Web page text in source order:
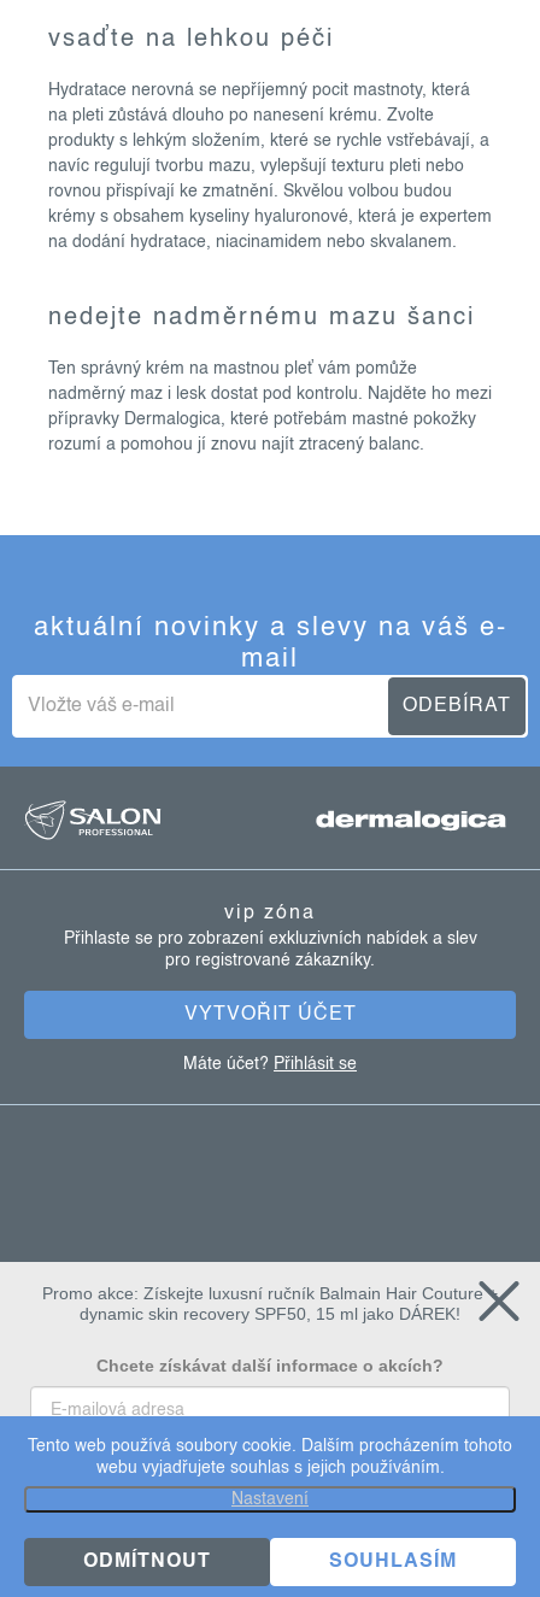
Tento web používá soubory cookie. Dalším procházením tohoto
webu vyjadřujete souhlas s jejich používáním.
Nastavení
ODMÍTNOUT SOUHLASÍM
vsaďte na lehkou péči
Hydratace nerovná se nepříjemný pocit mastnoty, která
na pleti zůstává dlouho po nanesení krému. Zvolte
produkty s lehkým složením, které se rychle vstřebávají, a
navíc regulují tvorbu mazu, vylepšují texturu pleti nebo
rovnou přispívají ke zmatnění. Skvělou volbou budou
krémy s obsahem kyseliny hyaluronové, která je expertem
na dodání hydratace, niacinamidem nebo skvalanem.
nedejte nadměrnému mazu šanci
Ten správný krém na mastnou pleť vám pomůže
nadměrný maz i lesk dostat pod kontrolu. Najděte ho mezi
přípravky Dermalogica, které potřebám mastné pokožky
rozumí a pomohou jí znovu najít ztracený balanc.
aktuální novinky a slevy na váš e-
mail
ODEBÍRAT
á
vip zóna
Přihlaste se pro zobrazení exkluzivních nabídek a slev
pro registrované zákazníky.
VYTVOŘIT ÚČET
Máte účet? Přihlásit se
Copyright 2026Dermalogica. Všechna práva vyhrazena.
Upravit nastavení cookies
Užijte si 15% slevu
Promo akce: Získejte luxusní ručník Balmain Hair Couture +
dynamic skin recovery SPF50, 15 ml jako DÁREK!
Chcete získávat další informace o akcích?
To chci